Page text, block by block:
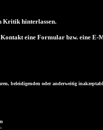
Kritik hinterlassen.
eine Formular bzw. eine E-
beleidigenden oder anderweitig